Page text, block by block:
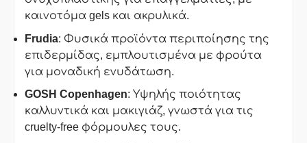
καινοτόμα gels και ακρυλικά.
Frudia: Φυσικά προϊόντα περιποίησης της
επιδερμίδας, εμπλουτισμένα με φρούτα
για μοναδική ενυδάτωση.
GOSH Copenhagen: Υψηλής ποιότητας
καλλυντικά και μακιγιάζ, γνωστά για τις
cruelty-free φόρμουλες τους.